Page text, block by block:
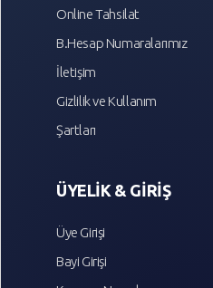
Online Tahsilat
B.Hesap Numaralarımız
İletişim
Gizlilik ve Kullanım
Şartları
ÜYELİK & GİRİŞ
Üye Girişi
Bayi Girişi